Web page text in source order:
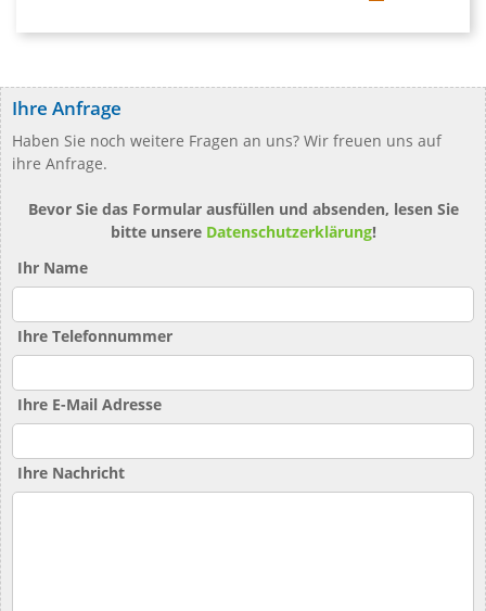
Ihre Anfrage
Haben Sie noch weitere Fragen an uns? Wir freuen uns auf
ihre Anfrage.
Bevor Sie das Formular ausfüllen und absenden, lesen Sie
bitte unsere Datenschutzerklärung!
Ihr Name
Ihre Telefonnummer
Ihre E-Mail Adresse
Ihre Nachricht